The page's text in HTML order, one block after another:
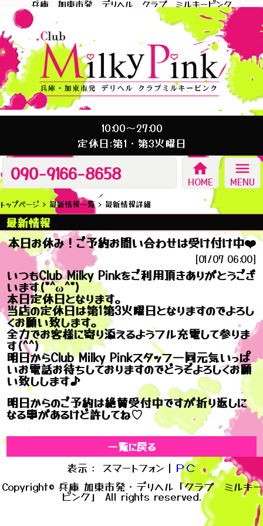
兵庫 加東市発 デリヘル クラブ ミルキーピンク
10:00～27:00
定休日:第1・第3火曜日
090-9166-8658 home
HOME
menu
MENU
トップページ 最新情報一覧 最新情報詳細
最新情報
本日お休み！ご予約お問い合わせは受け付け中❤️
[01/07 06:00]
いつもClub Milky Pinkをご利用頂きありがとうござ
います(*^ω^*)
本日定休日となります。
当店の定休日は第1第3火曜日となりますのでよろし
くお願い致します。
全力でお客様に寄り添えるようフル充電して参りま
す(^^)
明日からClub Milky Pinkスタッフ一同元気いっぱ
いお電話お待ちしておりますのでどうぞよろしくお願
い致しします♪
明日からのご予約は絶賛受付中ですが折り返しに
なる事があるけど許してね♡
一覧に戻る
表示： スマートフォン｜ ＰＣ
Copyright© 兵庫 加東市発・デリヘル「クラブ ミルキー
ピンク」 All rights reserved.